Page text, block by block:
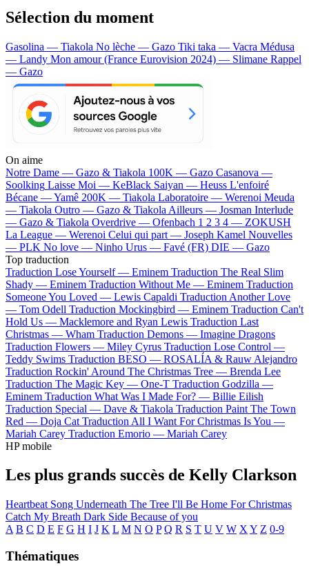
Sélection du moment
Gasolina — Tiakola No lèche — Gazo Tiki taka — Vacra Médusa
— Landy Mon amour (France Eurovision 2024) — Slimane Rappel
— Gazo
On aime
Notre Dame — Gazo & Tiakola 100K — Gazo Casanova —
Soolking Laisse Moi — KeBlack Saiyan — Heuss L'enfoiré
Bécane —Yamê 200K — Tiakola Laboratoire — Werenoi Meuda
— Tiakola Outro — Gazo & Tiakola Ailleurs — Josman Interlude
— Gazo & Tiakola Overdrive — Ofenbach 1 2 3 4 — ZOKUSH
La League — Werenoi Celui qui part — Joseph Kamel Nouvelles
— PLK No love — Ninho Urus — Favé (FR) DIE — Gazo
Top traduction
Traduction Lose Yourself — Eminem Traduction The Real Slim
Shady — Eminem Traduction Without Me — Eminem Traduction
Someone You Loved — Lewis Capaldi Traduction Another Love
— Tom Odell Traduction Mockingbird — Eminem Traduction Can't
Hold Us — Macklemore and Ryan Lewis Traduction Last
Christmas — Wham Traduction Demons — Imagine Dragons
Traduction Flowers — Miley Cyrus Traduction Lose Control —
Teddy Swims Traduction BESO — ROSALÍA & Rauw Alejandro
Traduction Rockin' Around The Christmas Tree — Brenda Lee
Traduction The Magic Key — One-T Traduction Godzilla —
Eminem Traduction What Was I Made For? — Billie Eilish
Traduction Special — Dave & Tiakola Traduction Paint The Town
Red — Doja Cat Traduction All I Want For Christmas Is You —
Mariah Carey Traduction Emorio — Mariah Carey
HP mobile
Les plus grands succès de Kelly Clarkson
Heartbeat Song Underneath The Tree I'll Be Home For Christmas
Catch My Breath Dark Side Because of you
A B C D E F G H I J K L M N O P Q R S T U V W X Y Z 0-9
Thématiques